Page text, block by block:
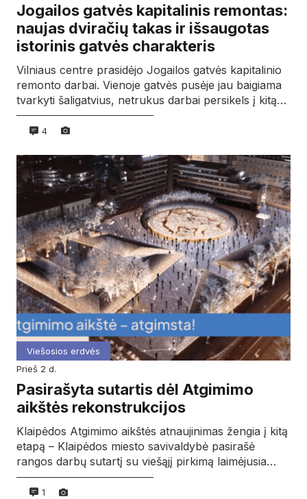
Jogailos gatvės kapitalinis remontas:
naujas dviračių takas ir išsaugotas
istorinis gatvės charakteris
Vilniaus centre prasidėjo Jogailos gatvės kapitalinio
remonto darbai. Vienoje gatvės pusėje jau baigiama
tvarkyti šaligatvius, netrukus darbai persikels į kitą…
4
Viešosios erdvės
prieš 2 d.
Pasirašyta sutartis dėl Atgimimo
aikštės rekonstrukcijos
Klaipėdos Atgimimo aikštės atnaujinimas žengia į kitą
etapą – Klaipėdos miesto savivaldybė pasirašė
rangos darbų sutartį su viešąjį pirkimą laimėjusia…
1